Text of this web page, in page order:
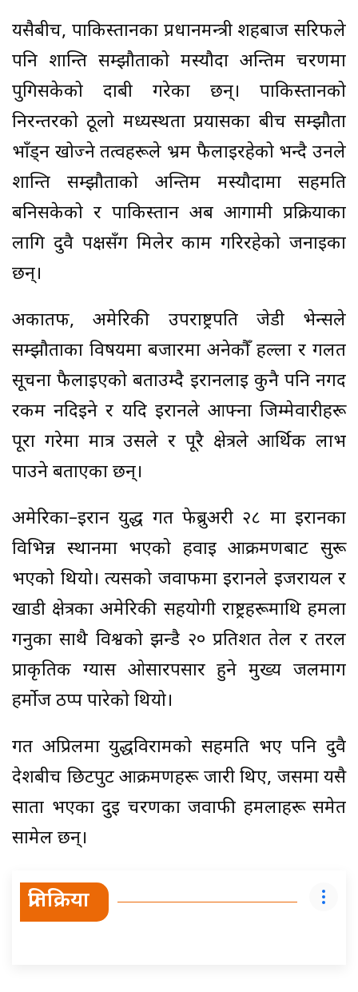
यसैबीच, पाकिस्तानका प्रधानमन्त्री शहबाज सरिफले
पनि शान्ति सम्झौताको मस्यौदा अन्तिम चरणमा
पुगिसकेको दाबी गरेका छन्। पाकिस्तानको
निरन्तरको ठूलो मध्यस्थता प्रयासका बीच सम्झौता
भाँड्न खोज्ने तत्वहरूले भ्रम फैलाइरहेको भन्दै उनले
शान्ति सम्झौताको अन्तिम मस्यौदामा सहमति
बनिसकेको र पाकिस्तान अब आगामी प्रक्रियाका
लागि दुवै पक्षसँग मिलेर काम गरिरहेको जनाइका
छन्।
अर्कातर्फ, अमेरिकी उपराष्ट्रपति जेडी भेन्सले
सम्झौताका विषयमा बजारमा अनेकौँ हल्ला र गलत
सूचना फैलाइएको बताउम्दै इरानलाई कुनै पनि नगद
रकम नदिइने र यदि इरानले आफ्ना जिम्मेवारीहरू
पूरा गरेमा मात्र उसले र पूरै क्षेत्रले आर्थिक लाभ
पाउने बताएका छन्।
अमेरिका–इरान युद्ध गत फेब्रुअरी २८ मा इरानका
विभिन्न स्थानमा भएको हवाई आक्रमणबाट सुरू
भएको थियो। त्यसको जवाफमा इरानले इजरायल र
खाडी क्षेत्रका अमेरिकी सहयोगी राष्ट्रहरूमाथि हमला
गर्नुका साथै विश्वको झन्डै २० प्रतिशत तेल र तरल
प्राकृतिक ग्यास ओसारपसार हुने मुख्य जलमार्ग
हर्मोज ठप्प पारेको थियो।
गत अप्रिलमा युद्धविरामको सहमति भए पनि दुवै
देशबीच छिटपुट आक्रमणहरू जारी थिए, जसमा यसै
साता भएका दुई चरणका जवाफी हमलाहरू समेत
सामेल छन्।
प्रतिक्रिया